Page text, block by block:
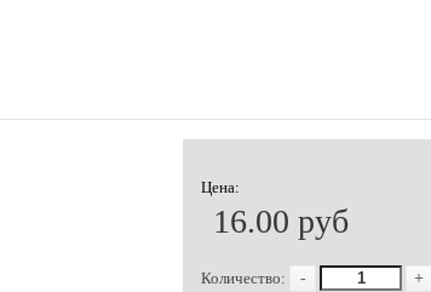
Цена:
16.00 руб
Количество: - +